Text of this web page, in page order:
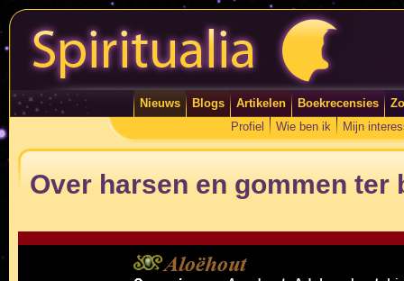
Nieuws Blogs Artikelen Boekrecensies
Profiel
Wie ben ik Mijn
Over harsen en gommen